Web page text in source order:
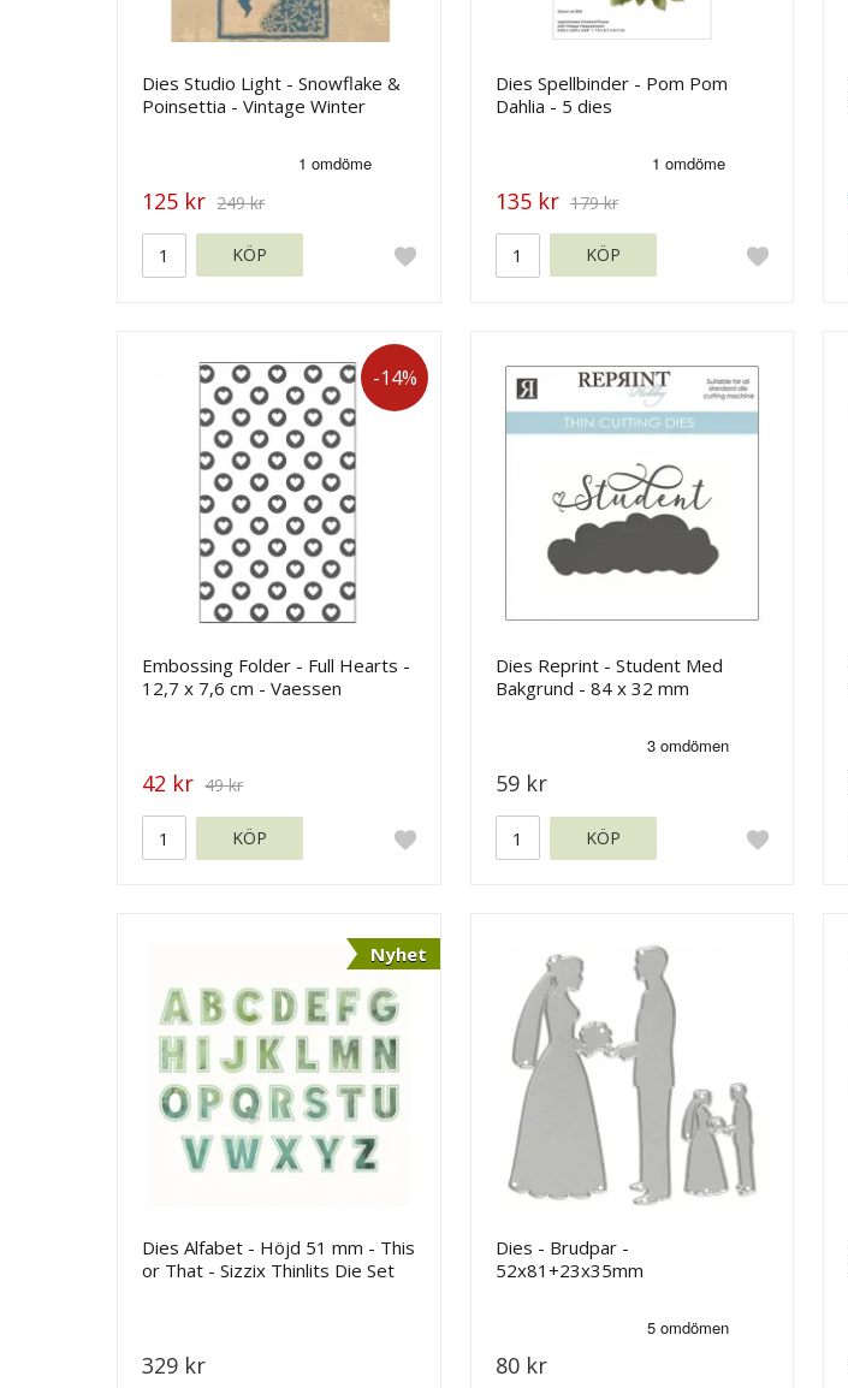
Dies Studio Light - Snowflake &
Poinsettia - Vintage Winter
125 kr 249 kr
KÖP
Dies Spellbinder - Pom Pom
Dahlia - 5 dies
135 kr 179 kr
KÖP
-14%
Embossing Folder - Full Hearts -
12,7 x 7,6 cm - Vaessen
42 kr 49 kr
KÖP
Dies Reprint - Student Med
Bakgrund - 84 x 32 mm
59 kr
KÖP
Nyhet
Dies Alfabet - Höjd 51 mm - This
or That - Sizzix Thinlits Die Set
329 kr
Dies - Brudpar -
52x81+23x35mm
80 kr